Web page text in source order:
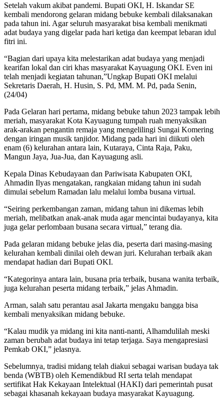
Setelah vakum akibat pandemi. Bupati OKI, H. Iskandar SE
kembali mendorong gelaran midang bebuke kembali dilaksanakan
pada tahun ini. Agar seluruh masyarakat bisa kembali menikmati
adat budaya yang digelar pada hari ketiga dan keempat lebaran idul
fitri ini.
“Bagian dari upaya kita melestarikan adat budaya yang menjadi
kearifan lokal dan ciri khas masyarakat Kayuagung OKI. Even ini
telah menjadi kegiatan tahunan,”Ungkap Bupati OKI melalui
Sekretaris Daerah, H. Husin, S. Pd, MM. M. Pd, pada Senin,
(24/04)
Pada Gelaran hari pertama, midang bebuke tahun 2023 tampak lebih
meriah, masyarakat Kota Kayuagung tumpah ruah menyaksikan
arak-arakan pengantin remaja yang mengelilingi Sungai Komering
dengan iringan musik tanjidor. Midang pada hari ini diikuti oleh
enam (6) kelurahan antara lain, Kutaraya, Cinta Raja, Paku,
Mangun Jaya, Jua-Jua, dan Kayuagung asli.
Kepala Dinas Kebudayaan dan Pariwisata Kabupaten OKI,
Ahmadin Ilyas mengatakan, rangkaian midang tahun ini sudah
dimulai sebelum Ramadan lalu melalui lomba busana virtual.
“Seiring perkembangan zaman, midang tahun ini dikemas lebih
meriah, melibatkan anak-anak muda agar mencintai budayanya, kita
juga gelar perlombaan busana secara virtual,” terang dia.
Pada gelaran midang bebuke jelas dia, peserta dari masing-masing
kelurahan kembali dinilai oleh dewan juri. Kelurahan terbaik akan
mendapat hadian dari Bupati OKI.
“Kategorinya antara lain, busana pria terbaik, busana wanita terbaik,
juga kelurahan peserta midang terbaik,” jelas Ahmadin.
Arman, salah satu perantau asal Jakarta mengaku bangga bisa
kembali menyaksikan midang bebuke.
“Kalau mudik ya midang ini kita nanti-nanti, Alhamdulilah meski
zaman berubah adat budaya ini tetap terjaga. Saya mengapresiasi
Pemkab OKI,” jelasnya.
Sebelumnya, tradisi midang telah diakui sebagai warisan budaya tak
benda (WBTB) oleh Kemendikbud RI serta telah mendapat
sertifikat Hak Kekayaan Intelektual (HAKI) dari pemerintah pusat
sebagai khasanah kekayaan budaya masyarakat Kayuagung.